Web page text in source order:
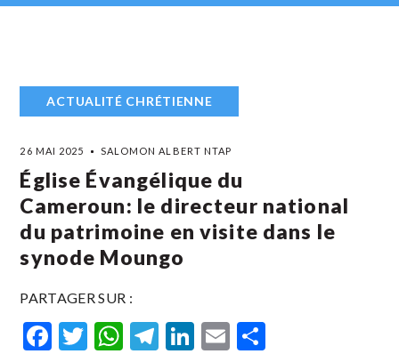
ACTUALITÉ CHRÉTIENNE
26 MAI 2025 SALOMON ALBERT NTAP
Église Évangélique du
Cameroun: le directeur national
du patrimoine en visite dans le
synode Moungo
PARTAGER SUR :
Facebook
Twitter
WhatsApp
Telegram
LinkedIn
Email